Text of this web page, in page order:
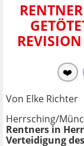
❤️
Von Elke Richter
Herrsching/
Rentners in
Verteidigung